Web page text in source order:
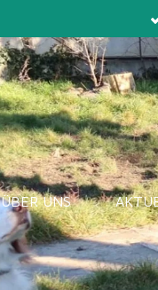
ÜBER UNS